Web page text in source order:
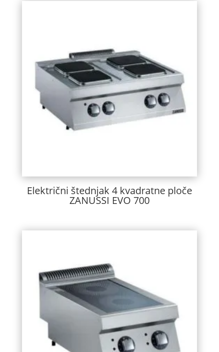
Električni štednjak 4 kvadratne ploče
ZANUSSI EVO 700